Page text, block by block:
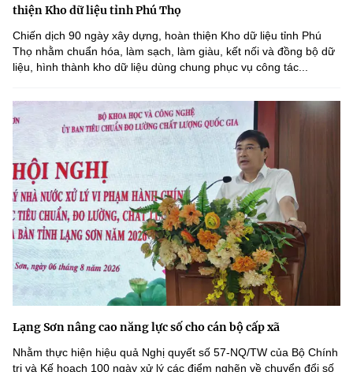
thiện Kho dữ liệu tỉnh Phú Thọ
Chiến dịch 90 ngày xây dựng, hoàn thiện Kho dữ liệu tỉnh Phú
Thọ nhằm chuẩn hóa, làm sạch, làm giàu, kết nối và đồng bộ dữ
liệu, hình thành kho dữ liệu dùng chung phục vụ công tác...
Lạng Sơn nâng cao năng lực số cho cán bộ cấp xã
Nhằm thực hiện hiệu quả Nghị quyết số 57-NQ/TW của Bộ Chính
trị và Kế hoạch 100 ngày xử lý các điểm nghẽn về chuyển đổi số